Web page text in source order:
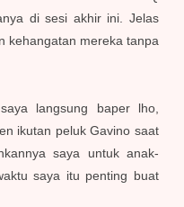
di sesi akhir ini. Jelas
kehangatan mereka tanpa
langsung baper lho,
ikutan peluk Gavino saat
saya untuk anak-
saya itu penting buat